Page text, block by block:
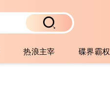
热浪主宰 碟界霸权